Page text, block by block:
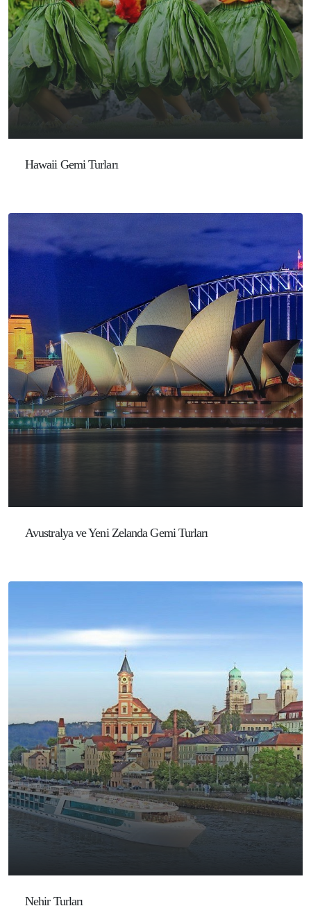
Hawaii Gemi Turları
Avustralya ve Yeni Zelanda Gemi Turları
Nehir Turları